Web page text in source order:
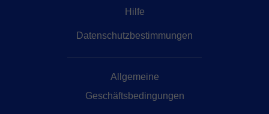
Hilfe
Datenschutzbestimmungen
Allgemeine
Geschäftsbedingungen